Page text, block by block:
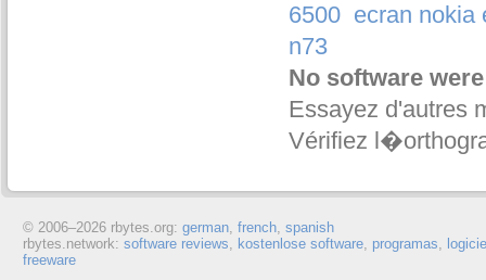
6500 ecran nokia
n73
No software
Essayez d'autres
Vérifiez
© 2006–2026 rbytes.org: german, french, spanish
rbytes.network: software reviews, kostenlose software, programas,
freeware